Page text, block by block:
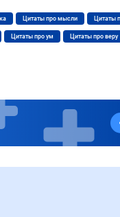
Цитаты про мысли Цитаты
Цитаты про ум Цитаты про веру